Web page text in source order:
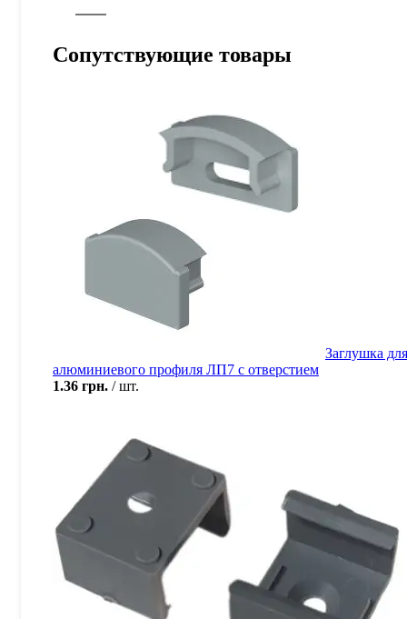
Сопутствующие товары
Заглушка для
алюминиевого профиля ЛП7 с отверстием
1.36 грн. шт.